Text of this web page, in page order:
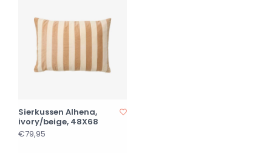
Sierkussen Alhena,
ivory/beige, 48X68
€79,95